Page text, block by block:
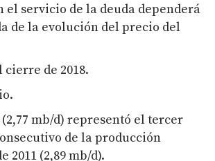
el servicio de la deuda dependerá
de la evolución del precio del
cierre de 2018.
(2,77 mb/d) representó el tercer
de la producción
2011 (2,89 mb/d).